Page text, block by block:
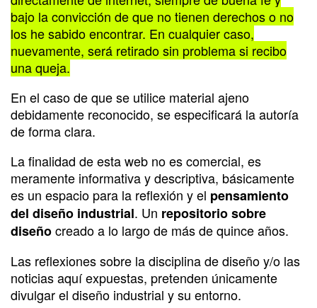
bajo la convicción de que no tienen derechos o no
los he sabido encontrar. En cualquier caso,
nuevamente, será retirado sin problema si recibo
una queja.
En el caso de que se utilice material ajeno
debidamente reconocido, se especificará la autoría
de forma clara.
La finalidad de esta web no es comercial, es
meramente informativa y descriptiva, básicamente
es un espacio para la reflexión y el pensamiento
del diseño industrial. Un repositorio sobre
diseñocreado a lo largo de más de quince años.
Las reflexiones sobre la disciplina de diseño y/o las
noticias aquí expuestas, pretenden únicamente
divulgar el diseño industrial y su entorno.